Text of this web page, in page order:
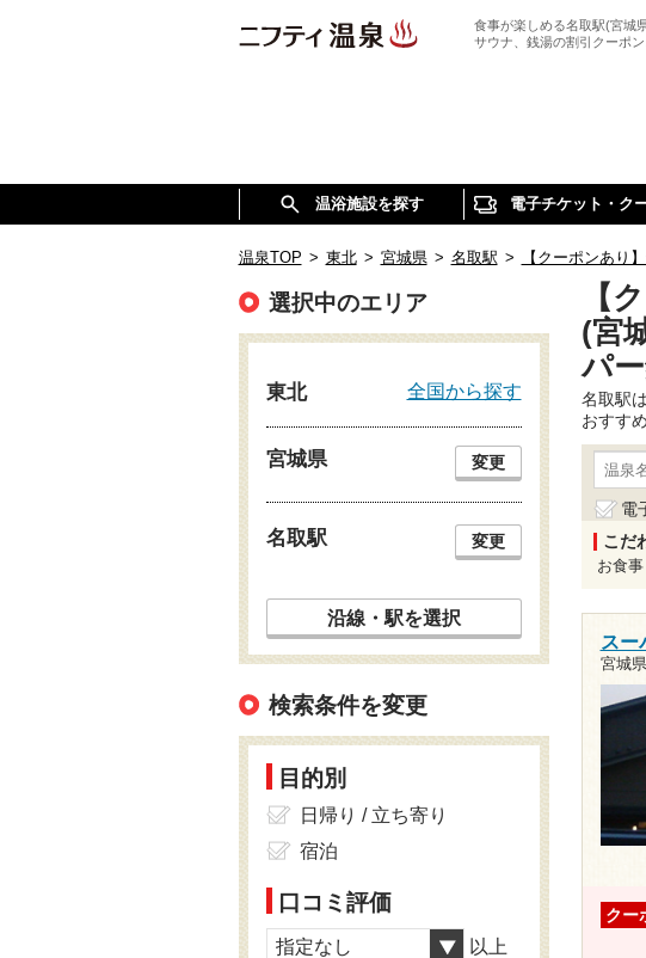
食事が楽しめる名取駅(宮城
サウナ、銭湯の割引クーポ
温浴施設を探す 電子チケット・ク
温泉TOP > 東北 > 宮城県 > 名取駅 > 【クーポンあり
【
(宮
パ
名取駅
おすす
電
こだ
お食
ス
宮城
クー
選択中のエリア
東北 全国から探す
宮城県 変更
名取駅 変更
沿線・駅を選択
検索条件を変更
目的別
日帰り / 立ち寄り
宿泊
口コミ評価
指定なし 以上